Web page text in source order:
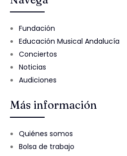
Fundación
Educación Musical Andalucía
Conciertos
Noticias
Audiciones
Más información
Quiénes somos
Bolsa de trabajo